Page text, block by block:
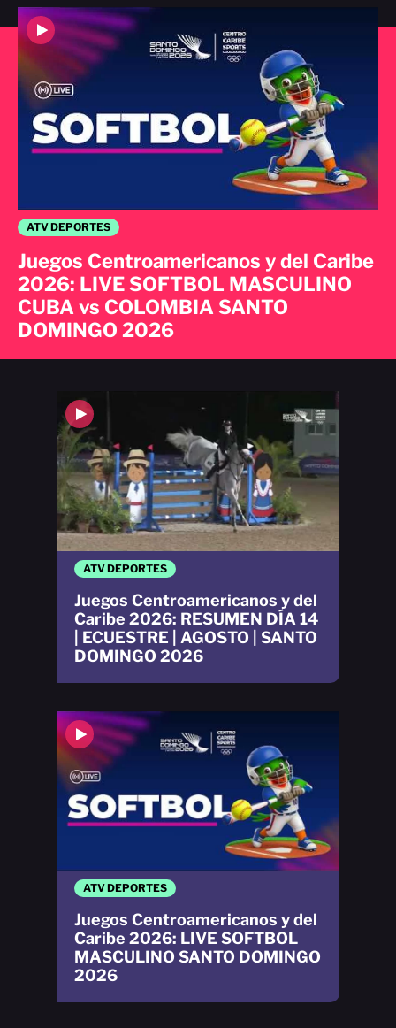
ATV DEPORTES
Juegos Centroamericanos y del Caribe
2026: LIVE SOFTBOL MASCULINO
CUBA vs COLOMBIA SANTO
DOMINGO 2026
ATV DEPORTES
Juegos Centroamericanos y del
Caribe 2026: LIVE SOFTBOL
MASCULINO SANTO DOMINGO
2026
ATV DEPORTES
Juegos Centroamericanos y del
Caribe 2026: RESUMEN DÍA 14
| ECUESTRE | AGOSTO | SANTO
DOMINGO 2026